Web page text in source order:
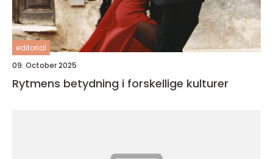
editorial
09. October 2025
Rytmens betydning i forskellige kulturer